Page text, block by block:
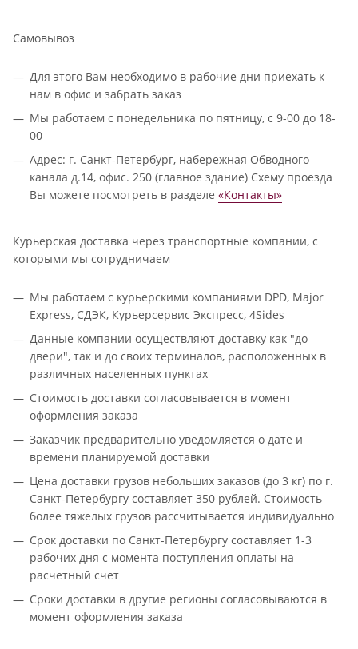
Самовывоз
Для этого Вам необходимо в рабочие дни приехать к
нам в офис и забрать заказ
Мы работаем с понедельника по пятницу, с 9-00 до 18-
00
Адрес: г. Санкт-Петербург, набережная Обводного
канала д.14, офис. 250 (главное здание) Схему проезда
Вы можете посмотреть в разделе «Контакты»
Курьерская доставка через транспортные компании, с
которыми мы сотрудничаем
Мы работаем с курьерскими компаниями DPD, Major
Express, СДЭК, Курьерсервис Экспресс, 4Sides
Данные компании осуществляют доставку как "до
двери", так и до своих терминалов, расположенных в
различных населенных пунктах
Стоимость доставки согласовывается в момент
оформления заказа
Заказчик предварительно уведомляется о дате и
времени планируемой доставки
Цена доставки грузов небольших заказов (до 3 кг) по г.
Санкт-Петербургу составляет 350 рублей. Стоимость
более тяжелых грузов рассчитывается индивидуально
Срок доставки по Санкт-Петербургу составляет 1-3
рабочих дня с момента поступления оплаты на
расчетный счет
Сроки доставки в другие регионы согласовываются в
момент оформления заказа